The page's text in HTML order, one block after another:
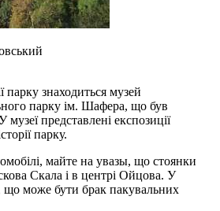
парку знаходиться музей
парку ім. Шафера, що був
представлені експозиції
парку.
майте на увазы, що стоянки
Скала і в центрі Ойцова. У
що може бути брак пакувальних